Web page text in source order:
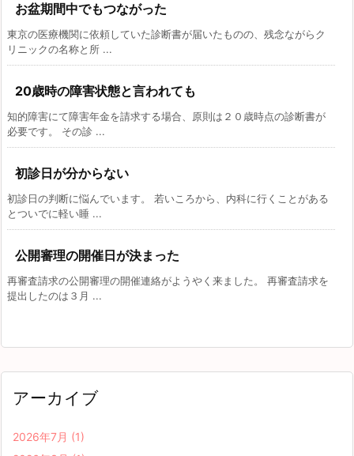
お盆期間中でもつながった
東京の医療機関に依頼していた診断書が届いたものの、残念ながらク
リニックの名称と所 ...
20歳時の障害状態と言われても
知的障害にて障害年金を請求する場合、原則は２０歳時点の診断書が
必要です。 その診 ...
初診日が分からない
初診日の判断に悩んでいます。 若いころから、内科に行くことがある
とついでに軽い睡 ...
公開審理の開催日が決まった
再審査請求の公開審理の開催連絡がようやく来ました。 再審査請求を
提出したのは３月 ...
アーカイブ
2026年7月 (1)